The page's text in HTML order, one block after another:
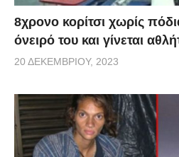
8χρονο κορίτσι χωρίς
όνειρό του και γίνεται
20 ΔΕΚΕΜΒΡΊΟΥ, 2023